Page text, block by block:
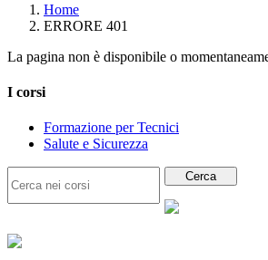
Home
ERRORE 401
La pagina non è disponibile o
I corsi
Formazione per Tecnici
Salute e Sicurezza